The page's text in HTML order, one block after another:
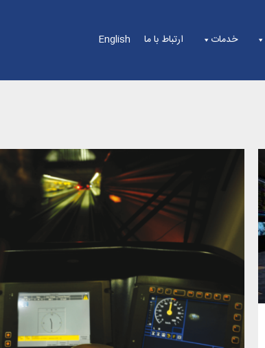
خدمات ارتباط با ما English
سیستم های ATP/ATC/ATO